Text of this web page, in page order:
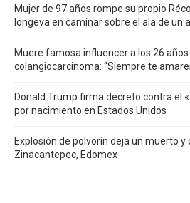
Mujer de 97 años rompe su propio
longeva en caminar sobre el ala de un
Muere famosa influencer a los 26
colangiocarcinoma: “Siempre te
Donald Trump firma decreto contra el
por nacimiento en Estados Unidos
Explosión de polvorín deja un muerto y
Zinacantepec, Edomex